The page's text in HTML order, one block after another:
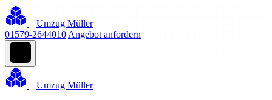
Umzug Müller
01579-2644010 Angebot anfordern
Umzug Müller